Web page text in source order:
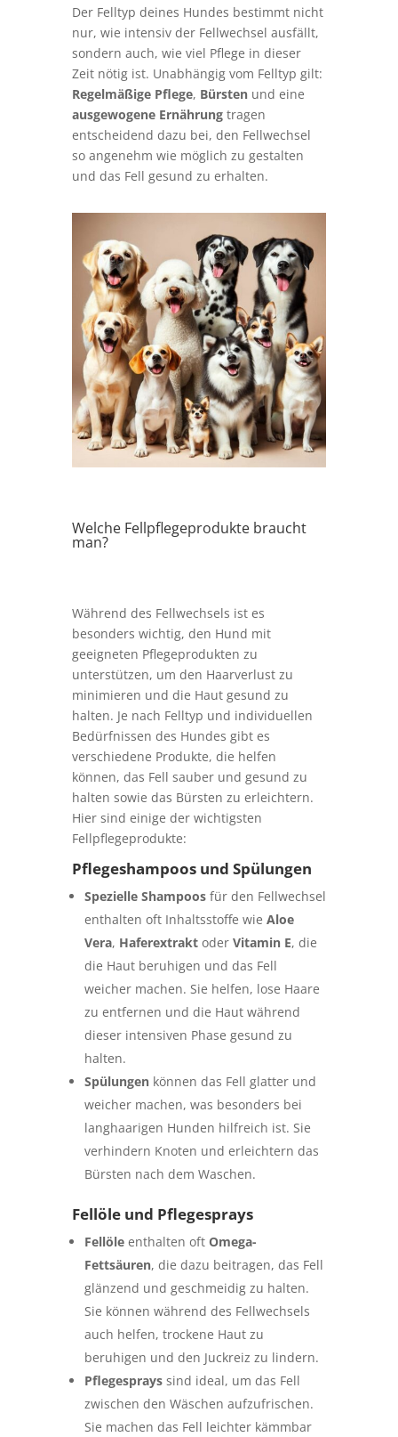
Der Felltyp deines Hundes bestimmt nicht
nur, wie intensiv der Fellwechsel ausfällt,
sondern auch, wie viel Pflege in dieser
Zeit nötig ist. Unabhängig vom Felltyp gilt:
Regelmäßige Pflege, Bürstenund eine
ausgewogene Ernährungtragen
entscheidend dazu bei, den Fellwechsel
so angenehm wie möglich zu gestalten
und das Fell gesund zu erhalten.
Welche Fellpflegeprodukte braucht
man?
Während des Fellwechsels ist es
besonders wichtig, den Hund mit
geeigneten Pflegeprodukten zu
unterstützen, um den Haarverlust zu
minimieren und die Haut gesund zu
halten. Je nach Felltyp und individuellen
Bedürfnissen des Hundes gibt es
verschiedene Produkte, die helfen
können, das Fell sauber und gesund zu
halten sowie das Bürsten zu erleichtern.
Hier sind einige der wichtigsten
Fellpflegeprodukte:
Pflegeshampoos und Spülungen
Spezielle Shampoosfür den Fellwechsel
enthalten oft Inhaltsstoffe wie Aloe
Vera, Haferextraktoder Vitamin E, die
die Haut beruhigen und das Fell
weicher machen. Sie helfen, lose Haare
zu entfernen und die Haut während
dieser intensiven Phase gesund zu
halten.
Spülungenkönnen das Fell glatter und
weicher machen, was besonders bei
langhaarigen Hunden hilfreich ist. Sie
verhindern Knoten und erleichtern das
Bürsten nach dem Waschen.
Fellöle und Pflegesprays
Fellöleenthalten oft Omega-
Fettsäuren, die dazu beitragen, das Fell
glänzend und geschmeidig zu halten.
Sie können während des Fellwechsels
auch helfen, trockene Haut zu
beruhigen und den Juckreiz zu lindern.
Pflegesprayssind ideal, um das Fell
zwischen den Wäschen aufzufrischen.
Sie machen das Fell leichter kämmbar